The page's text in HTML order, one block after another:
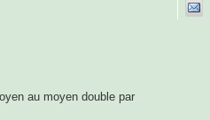
au moyen double par